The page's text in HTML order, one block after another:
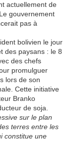
actuellement de
gouvernement
pas à
bolivien le jour
des paysans : le 8
des chefs
promulguer
lors de son
Cette initiative
Branko
de soja.
sur le plan
terres entre les
constitue une